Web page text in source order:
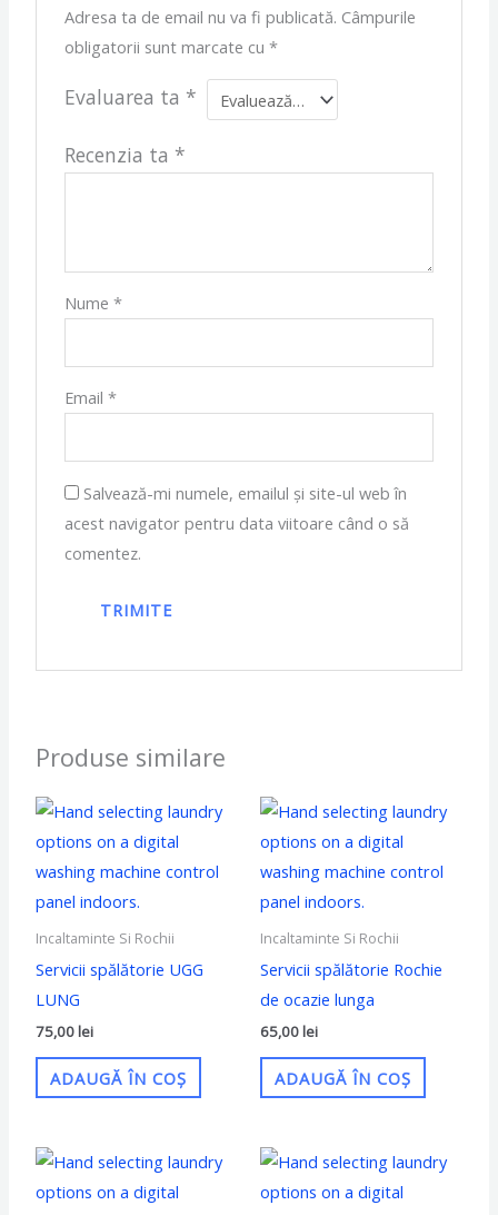
Adresa ta de email nu va fi publicată. Câmpurile
obligatorii sunt marcate cu *
Evaluarea ta *
Recenzia ta *
Nume *
Email *
Salvează-mi numele, emailul și site-ul web în
acest navigator pentru data viitoare când o să
comentez.
Produse similare
Incaltaminte Si Rochii
Servicii spălătorie UGG
LUNG
75,00 lei
ADAUGĂ ÎN COȘ
Incaltaminte Si Rochii
Servicii spălătorie Rochie
de ocazie lunga
65,00 lei
ADAUGĂ ÎN COȘ